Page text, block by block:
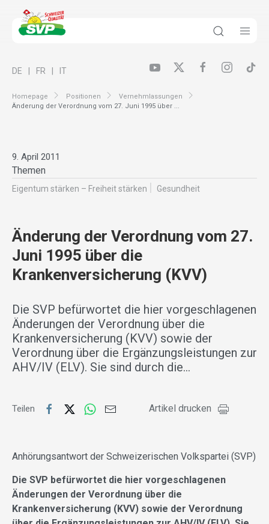
Homepage Positionen
Vernehmlassungen
Änderung der Verordnung vom 27. Juni 1995 über ...
DE FR IT
9. April 2011
Themen
Eigentum stärken – Freiheit stärken Gesundheit
Änderung der Verordnung vom 27.
Juni 1995 über die
Krankenversicherung (KVV)
Die SVP befürwortet die hier vorgeschlagenen
Änderungen der Verordnung über die
Krankenversicherung (KVV) sowie der
Verordnung über die Ergänzungsleistungen zur
AHV/IV (ELV). Sie sind durch die…
Teilen Artikel drucken
Anhörungsantwort der Schweizerischen Volkspartei (SVP)
Die SVP befürwortet die hier vorgeschlagenen
Änderungen der Verordnung über die
Krankenversicherung (KVV) sowie der Verordnung